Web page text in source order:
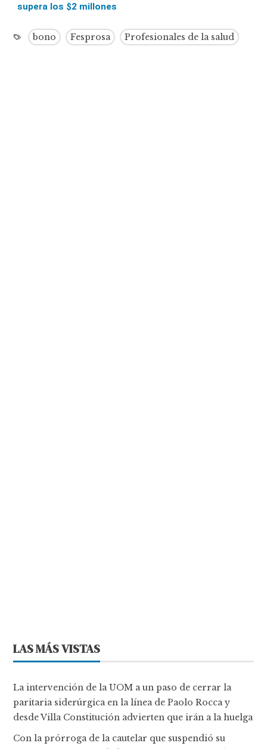
supera los $2 millones
bono Fesprosa Profesionales de la salud
LAS MÁS VISTAS
La intervención de la UOM a un paso de cerrar la
paritaria siderúrgica en la línea de Paolo Rocca y
desde Villa Constitución advierten que irán a la huelga
Con la prórroga de la cautelar que suspendió su